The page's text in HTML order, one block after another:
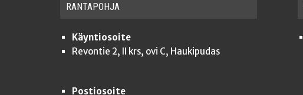
RAN­TA­POH­JA
Käyntiosoite
Revontie 2, II krs, ovi C, Haukipudas
Postiosoite